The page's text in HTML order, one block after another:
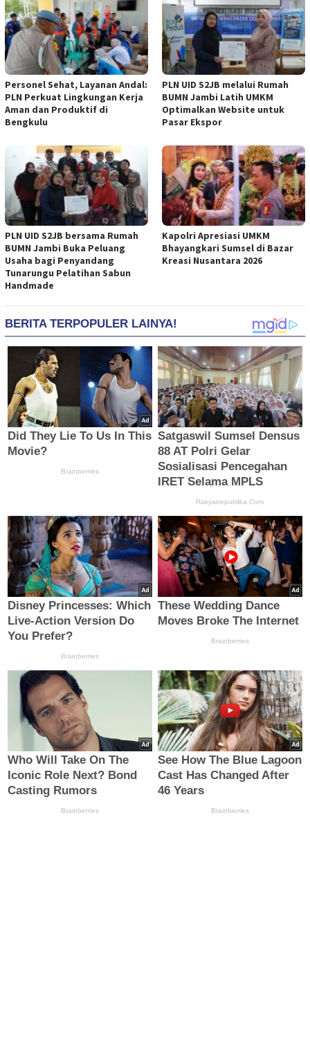
Personel Sehat, Layanan Andal:
PLN Perkuat Lingkungan Kerja
Aman dan Produktif di
Bengkulu
PLN UID S2JB melalui Rumah
BUMN Jambi Latih UMKM
Optimalkan Website untuk
Pasar Ekspor
PLN UID S2JB bersama Rumah
BUMN Jambi Buka Peluang
Usaha bagi Penyandang
Tunarungu Pelatihan Sabun
Handmade
Kapolri Apresiasi UMKM
Bhayangkari Sumsel di Bazar
Kreasi Nusantara 2026